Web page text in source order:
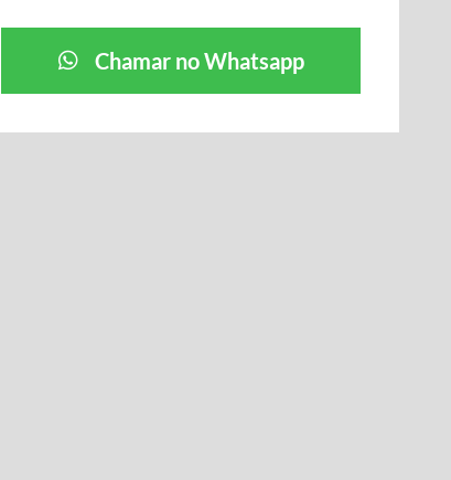
Chamar no Whatsapp